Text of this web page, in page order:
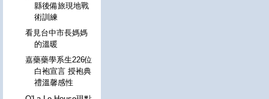
縣後備旅現地戰
術訓練
看見台中市長媽媽
的溫暖
嘉藥藥學系生226位
白袍宣言 授袍典
禮溫馨感性